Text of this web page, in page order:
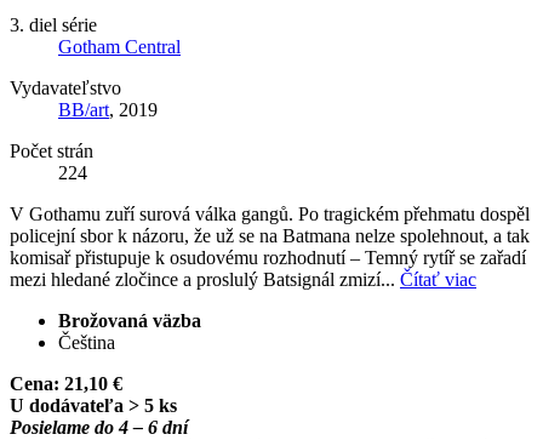
3. diel série
Gotham Central
Vydavateľstvo
BB/art, 2019
Počet strán
224
V Gothamu zuří surová válka gangů. Po tragickém přehmatu dospěl
policejní sbor k názoru, že už se na Batmana nelze spolehnout, a tak
komisař přistupuje k osudovému rozhodnutí – Temný rytíř se zařadí
mezi hledané zločince a proslulý Batsignál zmizí... Čítať viac
Brožovaná väzba
Čeština
Cena: 21,10 €
U dodávateľa > 5 ks
Posielame do 4 – 6 dní